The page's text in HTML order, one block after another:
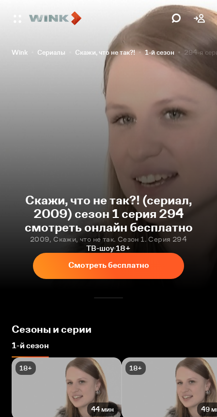
Wink Сериалы Скажи, что не так?! 1-й сезон 294-я
Скажи, что не так?! (сериал,
2009) сезон 1 серия 294
смотреть онлайн бесплатно
2009, Скажи, что не так. Сезон 1. Серия 294
ТВ-шоу 18+
Смотреть бесплатно
Сезоны и серии
1-й сезон
18+
44 мин
18+
49